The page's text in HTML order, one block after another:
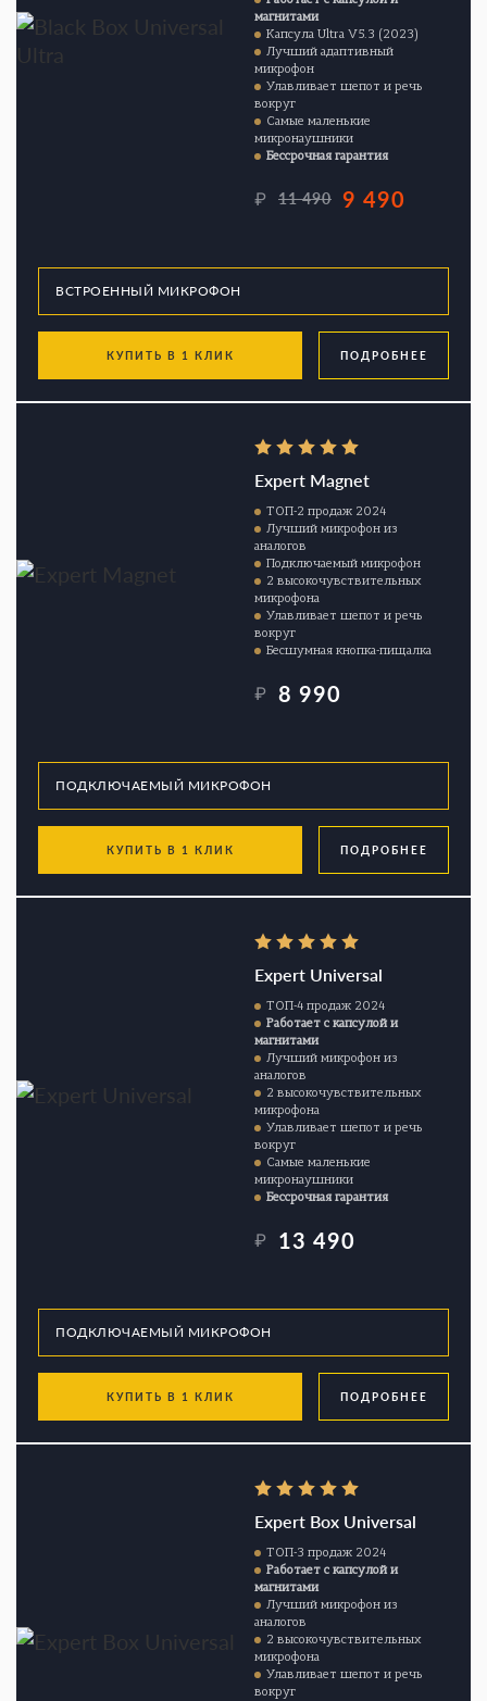
магнитами
Капсула Ultra V5.3 (2023)
Лучший адаптивный
микрофон
Улавливает шепот и речь
вокруг
Самые маленькие
микронаушники
Бессрочная гарантия
₽ 11 490 9 490
КУПИТЬ В 1 КЛИК ПОДРОБНЕЕ
Expert Magnet
ТОП-2 продаж 2024
Лучший микрофон из
аналогов
Подключаемый микрофон
2 высокочувствительных
микрофона
Улавливает шепот и речь
вокруг
Бесшумная кнопка-пищалка
₽ 8 990
КУПИТЬ В 1 КЛИК ПОДРОБНЕЕ
Expert Universal
ТОП-4 продаж 2024
Работает с капсулой и
магнитами
Лучший микрофон из
аналогов
2 высокочувствительных
микрофона
Улавливает шепот и речь
вокруг
Самые маленькие
микронаушники
Бессрочная гарантия
₽ 13 490
КУПИТЬ В 1 КЛИК ПОДРОБНЕЕ
Expert Box Universal
ТОП-3 продаж 2024
Работает с капсулой и
магнитами
Лучший микрофон из
аналогов
2 высокочувствительных
микрофона
Улавливает шепот и речь
вокруг